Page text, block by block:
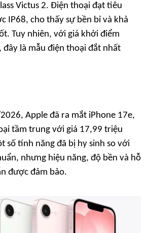
Victus 2. Điện thoại đạt tiêu
IP68, cho thấy sự bền bỉ và khả
Tuy nhiên, với giá khởi điểm
là mẫu điện thoại đắt nhất
Apple đã ra mắt iPhone 17e,
tầm trung với giá 17,99 triệu
số tính năng đã bị hy sinh so với
nhưng hiệu năng, độ bền và hỗ
được đảm bảo.